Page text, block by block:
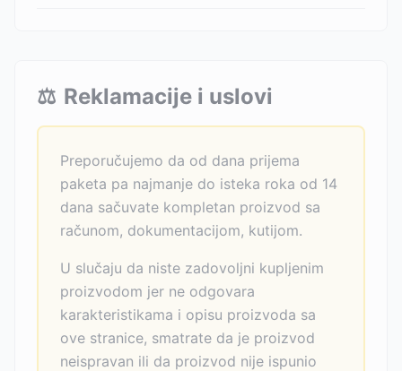
⚖️ Reklamacije i uslovi
Preporučujemo da od dana prijema
paketa pa najmanje do isteka roka od 14
dana sačuvate kompletan proizvod sa
računom, dokumentacijom, kutijom.
U slučaju da niste zadovoljni kupljenim
proizvodom jer ne odgovara
karakteristikama i opisu proizvoda sa
ove stranice, smatrate da je proizvod
neispravan ili da proizvod nije ispunio